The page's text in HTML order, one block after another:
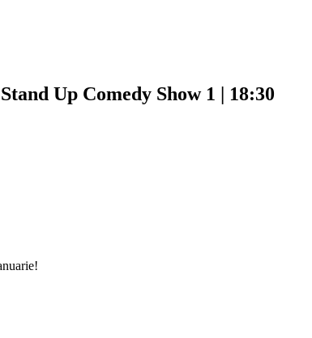
Up Comedy Show 1 | 18:30